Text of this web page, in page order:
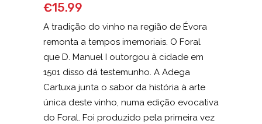
€15.99
A tradição do vinho na região de Évora
remonta a tempos imemoriais. O Foral
que D. Manuel I outorgou à cidade em
1501 disso dá testemunho. A Adega
Cartuxa junta o sabor da história à arte
única deste vinho, numa edição evocativa
do Foral. Foi produzido pela primeira vez